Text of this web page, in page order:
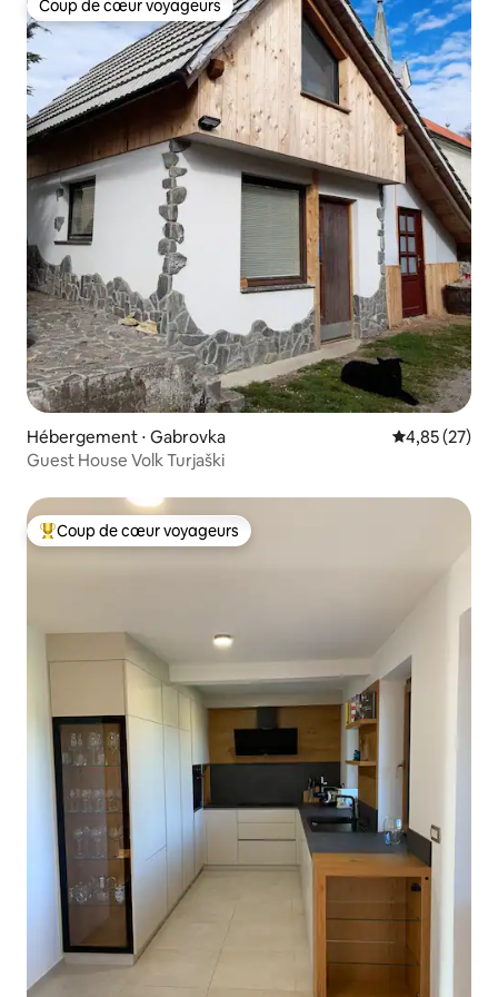
Coup de cœur voyageurs
Coup de cœur voyageurs
Hébergement ⋅ Gabrovka Évaluation
4,85 (27)
Guest House Volk Turjaški
Coups de cœur voyageurs les plus appréciés
Coup de cœur voyageurs